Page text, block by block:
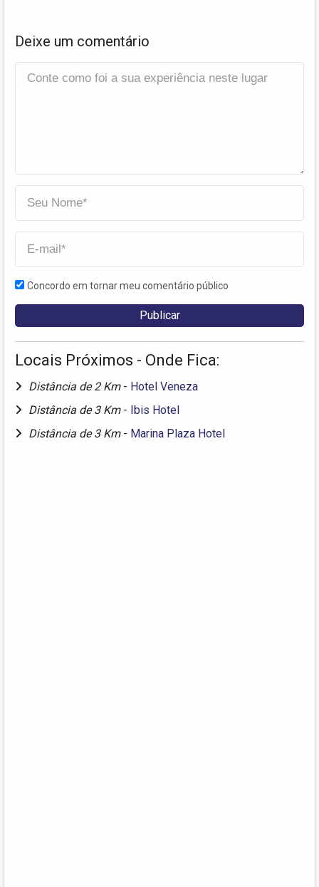
Deixe um comentário
Concordo em tornar meu comentário público
Locais Próximos - Onde Fica:
Distância de 2 Km - Hotel Veneza
Distância de 3 Km - Ibis Hotel
Distância de 3 Km - Marina Plaza Hotel